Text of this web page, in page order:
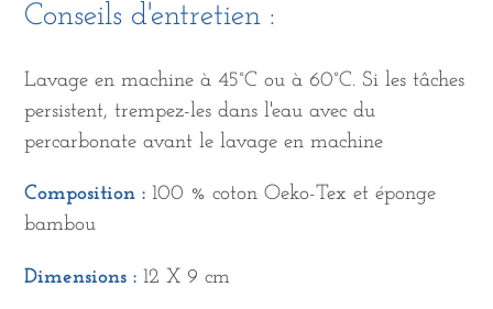
Conseils d'entretien :
Lavage en machine à 45°C ou à 60°C. Si les tâches
persistent, trempez-les dans l'eau avec du
percarbonate avant le lavage en machine
Composition : 100 % coton Oeko-Tex et éponge
bambou
Dimensions : 12 X 9 cm